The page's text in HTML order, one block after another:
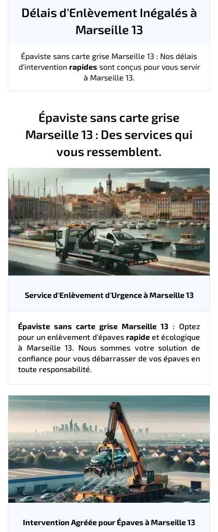
Délais d'Enlèvement Inégalés à
Marseille 13
Épaviste sans carte grise Marseille 13 : Nos délais
d'intervention rapides sont conçus pour vous servir
à Marseille 13.
Épaviste sans carte grise
Marseille 13 : Des services qui
vous ressemblent.
Service d'Enlèvement d'Urgence à Marseille 13
Épaviste sans carte grise Marseille 13 : Optez
pour un enlèvement d'épaves rapideet écologique
à Marseille 13. Nous sommes votre solution de
confiance pour vous débarrasser de vos épaves en
toute responsabilité.
Intervention Agréée pour Épaves à Marseille 13